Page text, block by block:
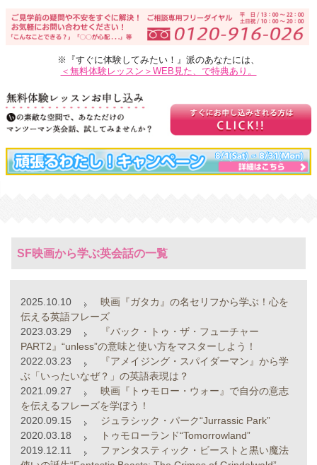
※『すぐに体験してみたい！』派のあなたには、
＜無料体験レッスン＞WEB見た、で特典あり。
SF映画から学ぶ英会話の一覧
2025.10.10
映画『ガタカ』の名セリフから学ぶ！心を
伝える英語フレーズ
2023.03.29
『バック・トゥ・ザ・フューチャー
PART2』“unless”の意味と使い方をマスターしよう！
2022.03.23
『アメイジング・スパイダーマン』から学
ぶ「いったいなぜ？」の英語表現は？
2021.09.27
映画『トゥモロー・ウォー』で自分の意志
を伝えるフレーズを学ぼう！
2020.09.15
ジュラシック・パーク“Jurrassic Park”
2020.03.18
トゥモローランド“Tomorrowland”
2019.12.11
ファンタスティック・ビーストと黒い魔法